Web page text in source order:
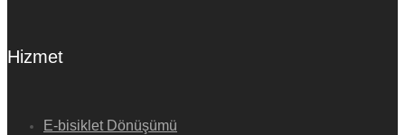
Hizmet
E-bisiklet Dönüşümü